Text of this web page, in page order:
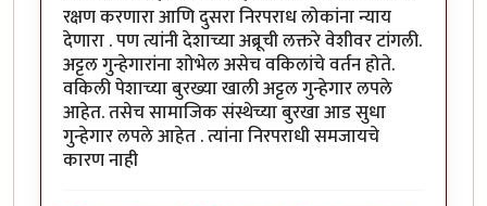
रक्षण करणारा आणि दुसरा निरपराध लोकांना न्याय
देणारा . पण त्यांनी देशाच्या अब्रूची लक्तरे वेशीवर टांगली.
अट्टल गुन्हेगारांना शोभेल असेच वकिलांचे वर्तन होते.
वकिली पेशाच्या बुरख्या खाली अट्टल गुन्हेगार लपले
आहेत. तसेच सामाजिक संस्थेच्या बुरखा आड सुधा
गुन्हेगार लपले आहेत . त्यांना निरपराधी समजायचे
कारण नाही